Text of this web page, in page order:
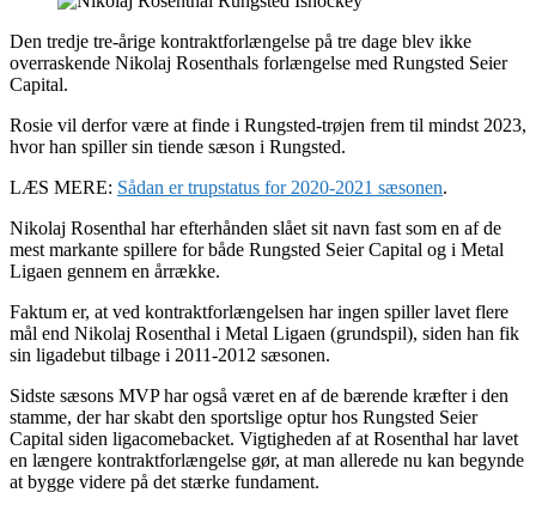
Den tredje tre-årige kontraktforlængelse på tre dage blev ikke
overraskende Nikolaj Rosenthals forlængelse med Rungsted Seier
Capital.
Rosie vil derfor være at finde i Rungsted-trøjen frem til mindst 2023,
hvor han spiller sin tiende sæson i Rungsted.
LÆS MERE: Sådan er trupstatus for 2020-2021 sæsonen.
Nikolaj Rosenthal har efterhånden slået sit navn fast som en af de
mest markante spillere for både Rungsted Seier Capital og i Metal
Ligaen gennem en årrække.
Faktum er, at ved kontraktforlængelsen har ingen spiller lavet flere
mål end Nikolaj Rosenthal i Metal Ligaen (grundspil), siden han fik
sin ligadebut tilbage i 2011-2012 sæsonen.
Sidste sæsons MVP har også været en af de bærende kræfter i den
stamme, der har skabt den sportslige optur hos Rungsted Seier
Capital siden ligacomebacket. Vigtigheden af at Rosenthal har lavet
en længere kontraktforlængelse gør, at man allerede nu kan begynde
at bygge videre på det stærke fundament.